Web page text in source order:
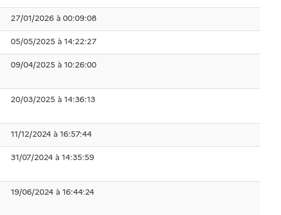
27/01/2026 à 00:09:08
05/05/2025 à 14:22:27
09/04/2025 à 10:26:00
20/03/2025 à 14:36:13
11/12/2024 à 16:57:44
31/07/2024 à 14:35:59
19/06/2024 à 16:44:24